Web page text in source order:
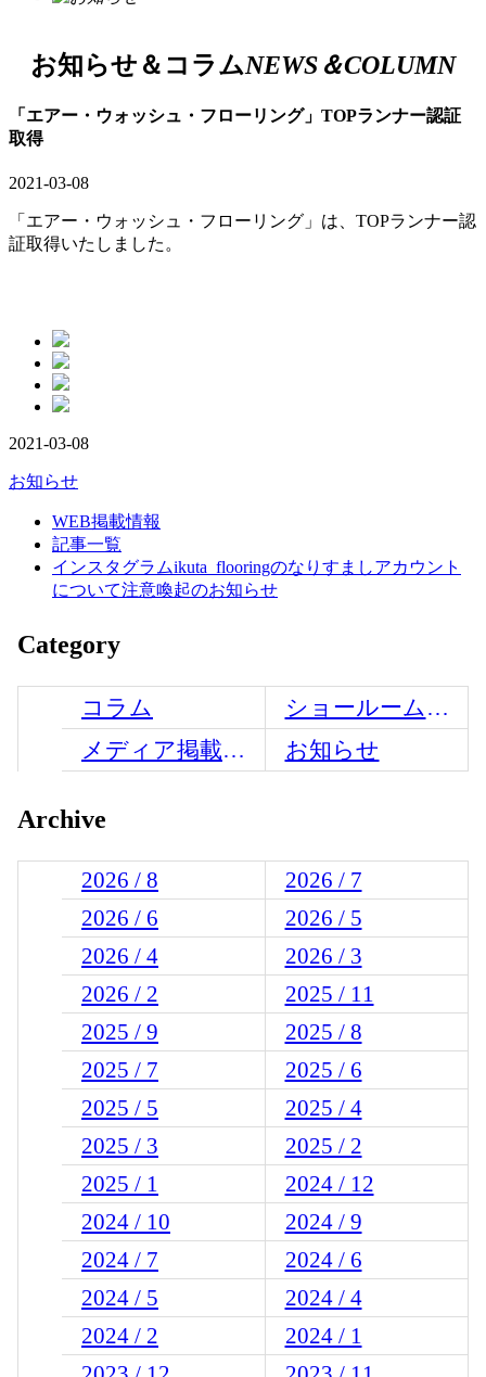
お知らせ＆コラムNEWS＆COLUMN
「エアー・ウォッシュ・フローリング」TOPランナー認証
取得
2021-03-08
「エアー・ウォッシュ・フローリング」は、TOPランナー認
証取得いたしました。
2021-03-08
お知らせ
WEB掲載情報
記事一覧
インスタグラムikuta_flooringのなりすましアカウント
について注意喚起のお知らせ
Category
コラム
ショールームからのお知らせ
メディア掲載情報
お知らせ
Archive
2026 / 8
2026 / 7
2026 / 6
2026 / 5
2026 / 4
2026 / 3
2026 / 2
2025 / 11
2025 / 9
2025 / 8
2025 / 7
2025 / 6
2025 / 5
2025 / 4
2025 / 3
2025 / 2
2025 / 1
2024 / 12
2024 / 10
2024 / 9
2024 / 7
2024 / 6
2024 / 5
2024 / 4
2024 / 2
2024 / 1